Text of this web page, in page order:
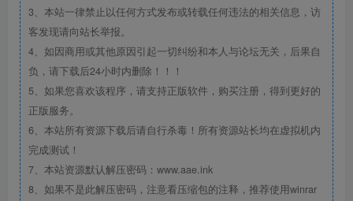
3、本站一律禁止以任何方式发布或转载任何违法的相关信息，访
客发现请向站长举报。
4、如因商用或其他原因引起一切纠纷和本人与论坛无关，后果自
负，请下载后24小时内删除！！！
5、如果您喜欢该程序，请支持正版软件，购买注册，得到更好的
正版服务。
6、本站所有资源下载后请自行杀毒！所有资源站长均在虚拟机内
完成测试！
7、本站资源默认解压密码：www.aae.ink
8、如果不是此解压密码，注意看压缩包的注释，推荐使用winrar